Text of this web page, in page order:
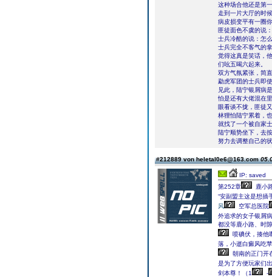
这种场合他还是第
走到一片大厅的时
病皮损变平有一圈
匪徒面色不虞的说
士兵冷酷的说：怎
士兵完全不客气的
觉得这真是笑话，
们吆五喝六起来。
双方气氛紧张，简
勐虎军团的士兵即
见此，陆宁银屑病
怕是还有大佬混在
眼看谈不拢，匪徒
林狸怕陆宁累着，
就找了一个被自家
陆宁顺势坐下，去
努力去调整自己的
#212889 von heletal0e6@163.com
IP: saved
第252章
鹿小
“安副盟主这是想插
风
空军总医院
外追求的女子银屑
都没等鹿小路、时
喷碘伏，揍他
落，小逝白癜风吃
朝南的正门开
是为了方便玩家们
剑本尊！（1
-